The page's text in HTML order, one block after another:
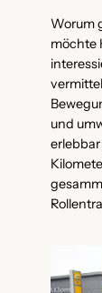
Worum
möchte
und